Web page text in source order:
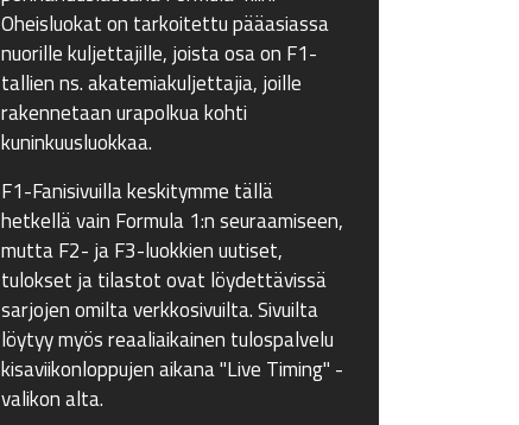
Oheisluokat on tarkoitettu pääasiassa
nuorille kuljettajille, joista osa on F1-
tallien ns. akatemiakuljettajia, joille
rakennetaan urapolkua kohti
kuninkuusluokkaa.
F1-Fanisivuilla keskitymme tällä
hetkellä vain Formula 1:n seuraamiseen,
mutta F2- ja F3-luokkien uutiset,
tulokset ja tilastot ovat löydettävissä
sarjojen omilta verkkosivuilta. Sivuilta
löytyy myös reaaliaikainen tulospalvelu
kisaviikonloppujen aikana "Live Timing" -
valikon alta.